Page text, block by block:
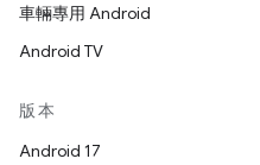
車輛專用 Android
Android TV
版本
Android 17